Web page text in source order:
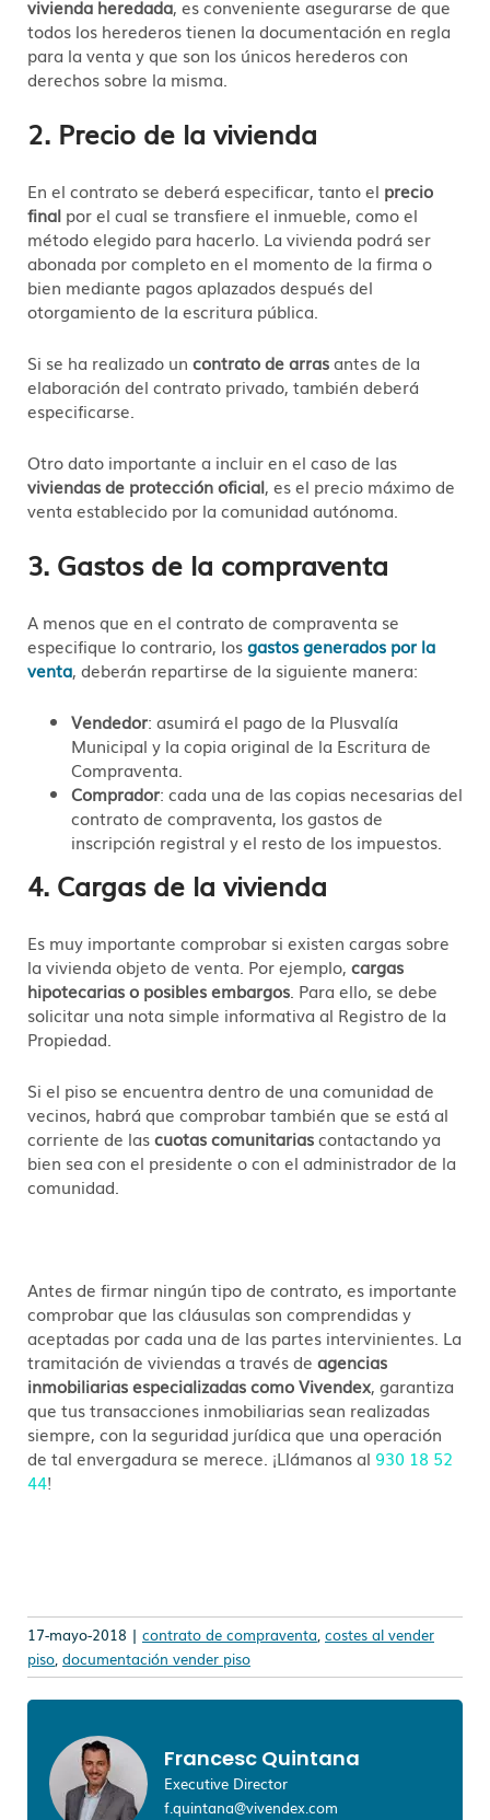
vivienda heredada, es conveniente asegurarse de que
todos los herederos tienen la documentación en regla
para la venta y que son los únicos herederos con
derechos sobre la misma.
2. Precio de la vivienda
En el contrato se deberá especificar, tanto el precio
final por el cual se transfiere el inmueble, como el
método elegido para hacerlo. La vivienda podrá ser
abonada por completo en el momento de la firma o
bien mediante pagos aplazados después del
otorgamiento de la escritura pública.
Si se ha realizado un contrato de arrasantes de la
elaboración del contrato privado, también deberá
especificarse.
Otro dato importante a incluir en el caso de las
viviendas de protección oficial, es el precio máximo de
venta establecido por la comunidad autónoma.
3. Gastos de la compraventa
A menos que en el contrato de compraventa se
especifique lo contrario, losgastos generados por la
venta, deberán repartirse de la siguiente manera:
Vendedor: asumirá el pago de la Plusvalía
Municipal y la copia original de la Escritura de
Compraventa.
Comprador: cada una de las copias necesarias del
contrato de compraventa, los gastos de
inscripción registral y el resto de los impuestos.
4. Cargas de la vivienda
Es muy importante comprobar si existen cargas sobre
la vivienda objeto de venta. Por ejemplo, cargas
hipotecarias o posibles embargos . Para ello, se debe
solicitar una nota simple informativa al Registro de la
Propiedad.
Si el piso se encuentra dentro de una comunidad de
vecinos, habrá que comprobar también que se está al
corriente de lascuotas comunitariascontactando ya
bien sea con el presidente o con el administrador de la
comunidad.
Antes de firmar ningún tipo de contrato, es importante
comprobar que las cláusulas son comprendidas y
aceptadas por cada una de las partes intervinientes. La
tramitación de viviendas a través de agencias
inmobiliarias especializadas como Vivendex, garantiza
que tus transacciones inmobiliarias sean realizadas
siempre, con la seguridad jurídica que una operación
de tal envergadura se merece. ¡Llámanos al 930 18 52
44!
17-mayo-2018 | contrato de compraventa, costes al vender
piso, documentación vender piso
Francesc Quintana
Executive Director
f.quintana@vivendex.com